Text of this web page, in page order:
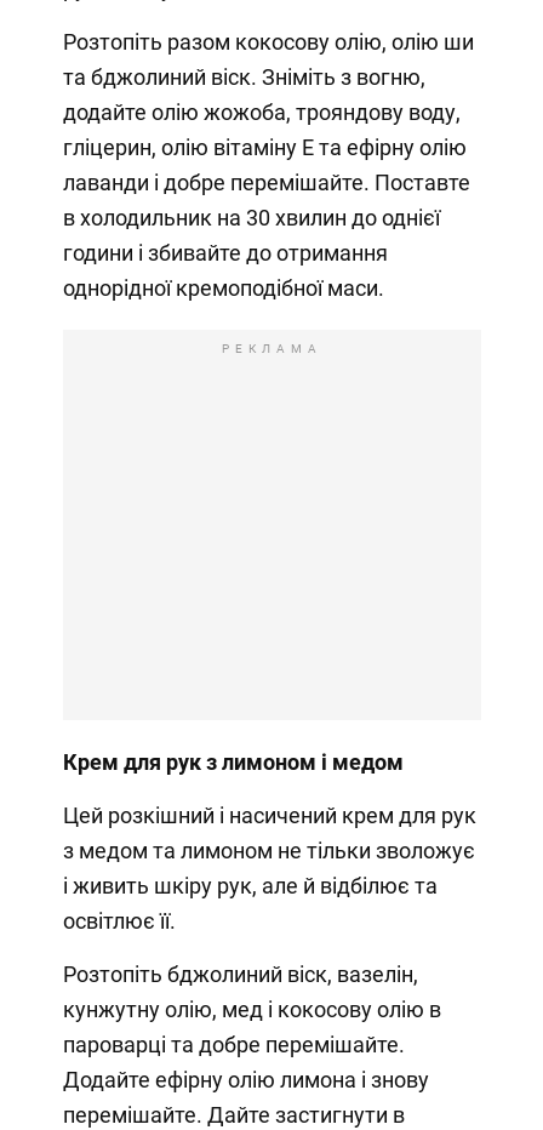
Розтопіть разом кокосову олію, олію ши
та бджолиний віск. Зніміть з вогню,
додайте олію жожоба, трояндову воду,
гліцерин, олію вітаміну Е та ефірну олію
лаванди і добре перемішайте. Поставте
в холодильник на 30 хвилин до однієї
години і збивайте до отримання
однорідної кремоподібної маси.
РЕКЛАМА
Крем для рук з лимоном і медом
Цей розкішний і насичений крем для рук
з медом та лимоном не тільки зволожує
і живить шкіру рук, але й відбілює та
освітлює її.
Розтопіть бджолиний віск, вазелін,
кунжутну олію, мед і кокосову олію в
пароварці та добре перемішайте.
Додайте ефірну олію лимона і знову
перемішайте. Дайте застигнути в